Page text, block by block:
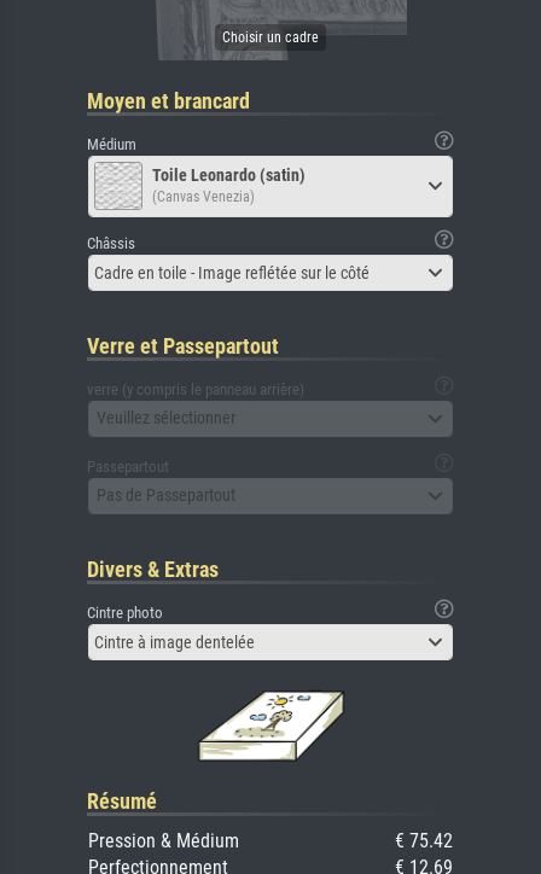
Moyen et brancard
Médium
Toile Leonardo (satin)
(Canvas Venezia)
Châssis
Cadre en toile - Image reflétée sur le côté
Verre et Passepartout
verre (y compris le panneau arrière)
Veuillez sélectionner
Passepartout
Pas de Passepartout
Divers & Extras
Cintre photo
Cintre à image dentelée
Résumé
Pression & Médium
€ 75.42
Perfectionnement
€ 12.69